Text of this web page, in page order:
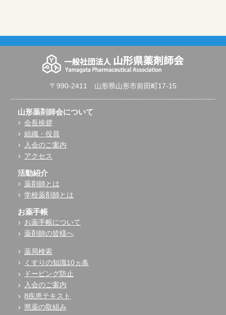
〒990-2411 山形県山形市前田町17-15
山形薬剤師会について
会長挨拶
組織・役員
入会のご案内
アクセス
活動紹介
薬剤師とは
学校薬剤師とは
お薬手帳
お薬手帳について
薬剤師の皆様へ
薬局検索
くすりの知識10ヵ条
ドーピング防止
入会のご案内
8疾患テキスト
県薬の取組み